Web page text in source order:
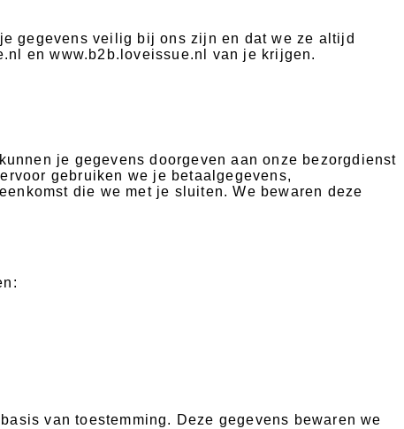
gegevens veilig bij ons zijn en dat we ze altijd
en www.b2b.loveissue.nl van je krijgen.
je gegevens doorgeven aan onze bezorgdienst
gebruiken we je betaalgegevens,
die we met je sluiten. We bewaren deze
van toestemming. Deze gegevens bewaren we